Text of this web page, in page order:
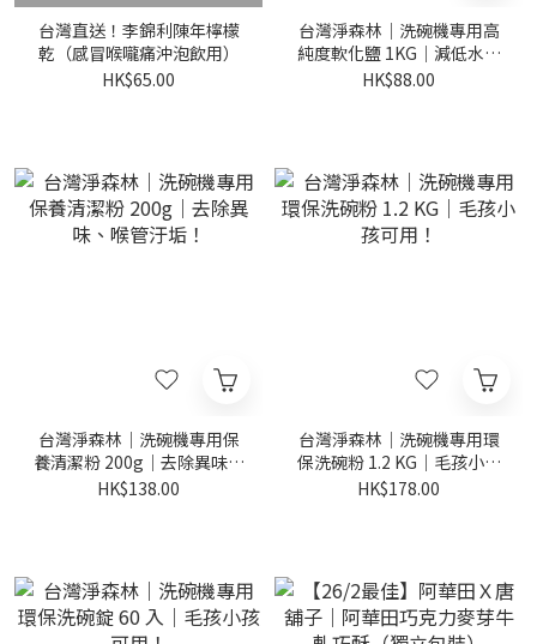
台灣直送！李錦利陳年檸檬
乾（感冒喉嚨痛沖泡飲用）
HK$65.00
台灣淨森林｜洗碗機專用高
純度軟化鹽 1KG｜減低水垢
必入手！
HK$88.00
台灣淨森林｜洗碗機專用保
養清潔粉 200g｜去除異味、
喉管汙垢！
HK$138.00
台灣淨森林｜洗碗機專用環
保洗碗粉 1.2 KG｜毛孩小孩
可用！
HK$178.00